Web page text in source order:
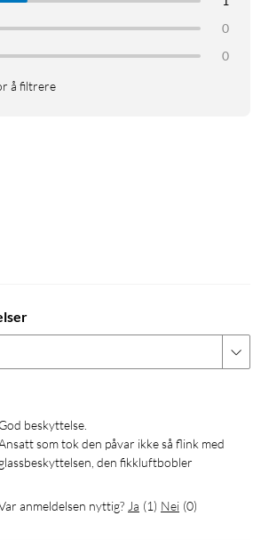
0
0
å filtrere
God beskyttelse.
som tok den påvar ikke så flink med
glassbeskyttelsen, den fikkluftbobler
anmeldelsen nyttig? Ja (1) Nei (0)